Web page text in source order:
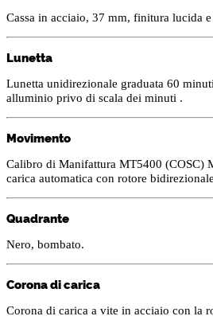
Cassa in acciaio, 37 mm, finitura lucida e
Lunetta
Lunetta unidirezionale graduata 60
alluminio privo di scala dei minuti .
Movimento
Calibro di Manifattura MT5400 (COSC)
carica automatica con rotore
Quadrante
Nero, bombato.
Corona di carica
Corona di carica a vite in acciaio con la